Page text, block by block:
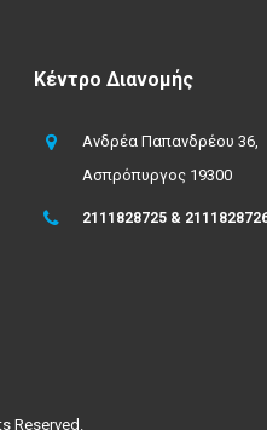
Κέντρο Διανομής
Ανδρέα Παπανδρέου 36,
Ασπρόπυργος 19300
2111828725 &
Reserved.